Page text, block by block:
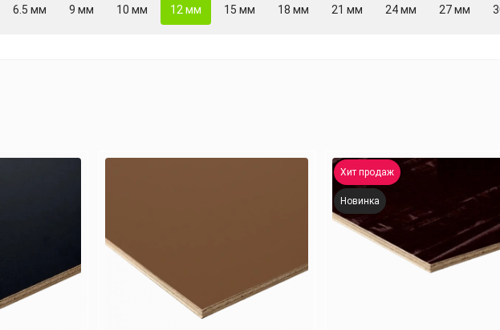
6.5 мм 9 мм 10 мм 12 мм 15 мм 18 мм 21 мм 24 мм 27 мм
Хит продаж
Новинка